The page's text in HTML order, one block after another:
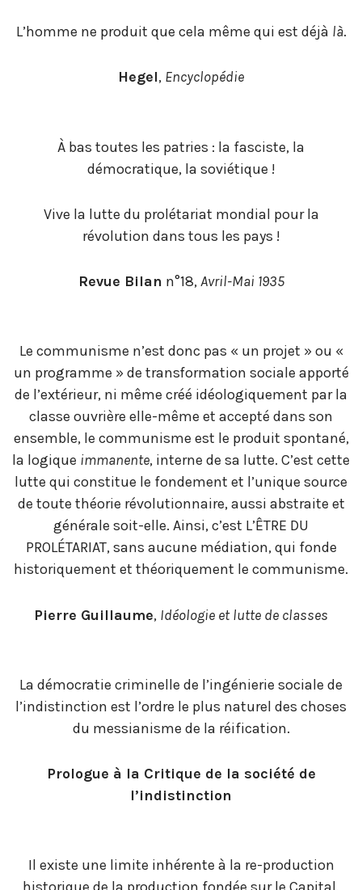
L’homme ne produit que cela même qui est déjà là.
Hegel, Encyclopédie
À bas toutes les patries : la fasciste, la
démocratique, la soviétique !
Vive la lutte du prolétariat mondial pour la
révolution dans tous les pays !
Revue Bilan n°18,Avril-Mai 1935
Le communisme n’est donc pas « un projet » ou «
un programme » de transformation sociale apporté
de l’extérieur, ni même créé idéologiquement par la
classe ouvrière elle-même et accepté dans son
ensemble, le communisme est le produit spontané,
la logique immanente, interne de sa lutte. C’est cette
lutte qui constitue le fondement et l’unique source
de toute théorie révolutionnaire, aussi abstraite et
générale soit-elle. Ainsi, c’est L’ÊTRE DU
PROLÉTARIAT, sans aucune médiation, qui fonde
historiquement et théoriquement le communisme.
Pierre Guillaume, Idéologie et lutte de classes
La démocratie criminelle de l’ingénierie sociale de
l’indistinction est l’ordre le plus naturel des choses
du messianisme de la réification.
Prologue à la Critique de la société de
l’indistinction
Il existe une limite inhérente à la re-production